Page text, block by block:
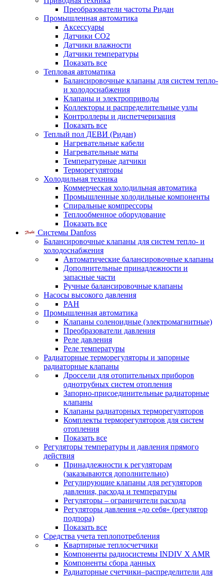
Преобразователи частоты Ридан
Промышленная автоматика
Аксессуары
Датчики CO2
Датчики влажности
Датчики температуры
Показать все
Тепловая автоматика
Балансировочные клапаны для систем тепло-
и холодоснабжения
Клапаны и электроприводы
Коллекторы и распределительные узлы
Контроллеры и диспетчеризация
Показать все
Теплый пол ДЕВИ (Ридан)
Нагревательные кабели
Нагревательные маты
Температурные датчики
Терморегуляторы
Холодильная техника
Коммерческая холодильная автоматика
Промышленные холодильные компоненты
Спиральные компрессоры
Теплообменное оборудование
Показать все
Системы Danfoss
Балансировочные клапаны для систем тепло- и
холодоснабжения
Автоматические балансировочные клапаны
Дополнительные принадлежности и
запасные части
Ручные балансировочные клапаны
Насосы высокого давления
PAH
Промышленная автоматика
Клапаны соленоидные (электромагнитные)
Преобразователи давления
Реле давления
Реле температуры
Радиаторные терморегуляторы и запорные
радиаторные клапаны
Дроссели для отопительных приборов
однотрубных систем отопления
Запорно-присоединительные радиаторные
клапаны
Клапаны радиаторных терморегуляторов
Комплекты терморегуляторов для систем
отопления
Показать все
Регуляторы температуры и давления прямого
действия
Принадлежности к регуляторам
(заказываются дополнительно)
Регулирующие клапаны для регуляторов
давления, расхода и температуры
Регуляторы – ограничители расхода
Регуляторы давления «до себя» (регулятор
подпора)
Показать все
Средства учета теплопотребления
Квартирные теплосчетчики
Компоненты радиосистемы INDIV X AMR
Компоненты сбора данных
Радиаторные счетчики–распределители для